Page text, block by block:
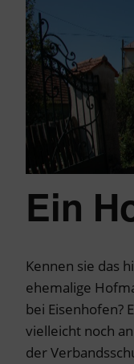
Ein
Kennen sie das
ehemalige
bei Eisenhofen?
vielleicht noch
der